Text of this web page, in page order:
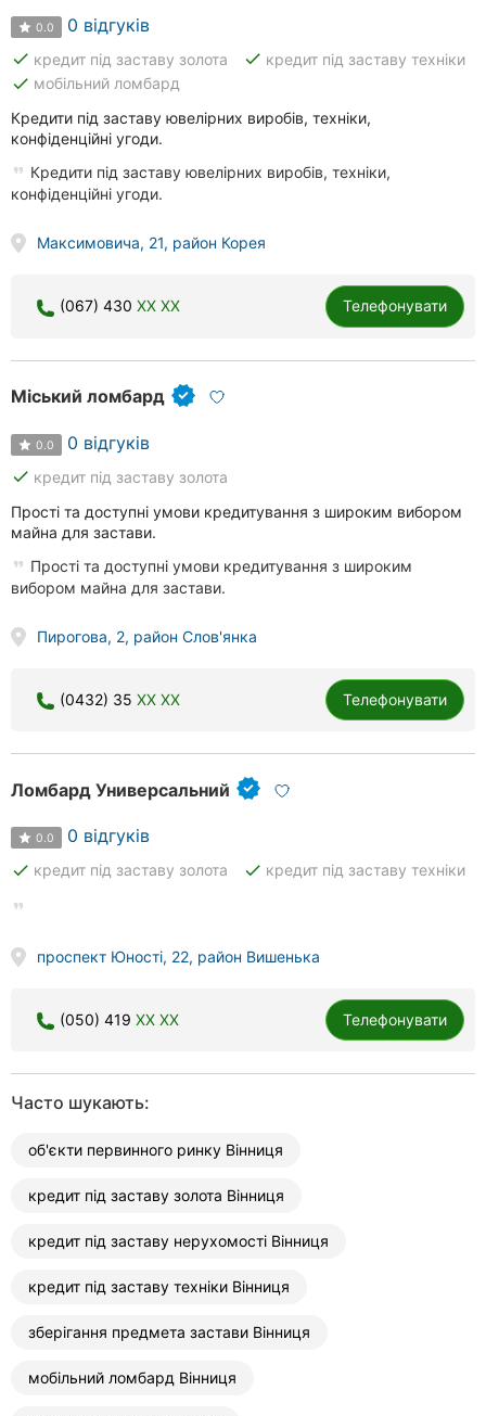
0.0 0 відгуків
done кредит під заставу золота done кредит під заставу техніки
done мобільний ломбард
Кредити під заставу ювелірних виробів, техніки,
конфіденційні угоди.
Кредити під заставу ювелірних виробів, техніки,
конфіденційні угоди.
Максимовича, 21, район Корея
(067) 430 XX XX Телефонувати
Міський ломбард
0.0 0 відгуків
done кредит під заставу золота
Прості та доступні умови кредитування з широким вибором
майна для застави.
Прості та доступні умови кредитування з широким
вибором майна для застави.
Пирогова, 2, район Слов'янка
(0432) 35 XX XX Телефонувати
Ломбард Универсальний
0.0 0 відгуків
done кредит під заставу золота done кредит під заставу техніки
проспект Юності, 22, район Вишенька
(050) 419 XX XX Телефонувати
Часто шукають:
об'єкти первинного ринку Вінниця
кредит під заставу золота Вінниця
кредит під заставу нерухомості Вінниця
кредит під заставу техніки Вінниця
зберігання предмета застави Вінниця
мобільний ломбард Вінниця